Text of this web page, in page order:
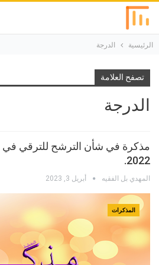
الرئيسية الدرجة
تصفح العلامة
الدرجة
مذكرة في شأن الترشح للترقي في
2022.
المهدي بل الفقيه أبريل 3, 2023
المذكرات